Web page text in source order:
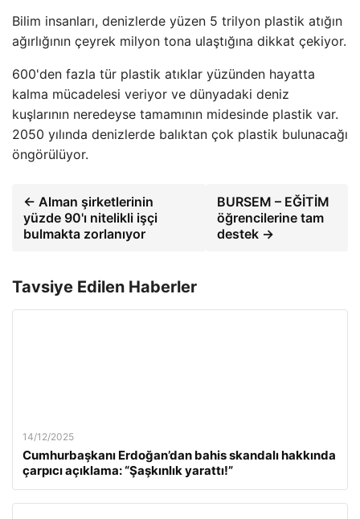
Bilim insanları, denizlerde yüzen 5 trilyon plastik atığın
ağırlığının çeyrek milyon tona ulaştığına dikkat çekiyor.
600'den fazla tür plastik atıklar yüzünden hayatta
kalma mücadelesi veriyor ve dünyadaki deniz
kuşlarının neredeyse tamamının midesinde plastik var.
2050 yılında denizlerde balıktan çok plastik bulunacağı
öngörülüyor.
← Alman şirketlerinin
yüzde 90'ı nitelikli işçi
bulmakta zorlanıyor
BURSEM – EĞİTİM
öğrencilerine tam
destek →
Tavsiye Edilen Haberler
14/12/2025
Cumhurbaşkanı Erdoğan’dan bahis skandalı hakkında
çarpıcı açıklama: “Şaşkınlık yarattı!”